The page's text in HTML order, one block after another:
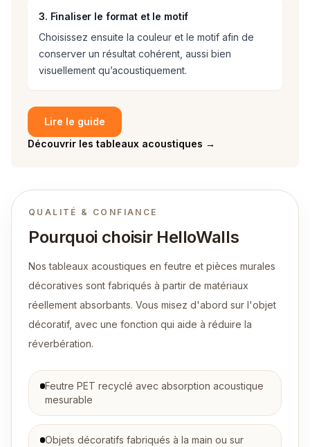
3. Finaliser le format et le motif
Choisissez ensuite la couleur et le motif afin de
conserver un résultat cohérent, aussi bien
visuellement qu’acoustiquement.
Lire le guide
Découvrir les tableaux acoustiques →
QUALITÉ & CONFIANCE
Pourquoi choisir HelloWalls
Nos tableaux acoustiques en feutre et pièces murales
décoratives sont fabriqués à partir de matériaux
réellement absorbants. Vous misez d'abord sur l'objet
décoratif, avec une fonction qui aide à réduire la
réverbération.
Feutre PET recyclé avec absorption acoustique
mesurable
Objets décoratifs fabriqués à la main ou sur